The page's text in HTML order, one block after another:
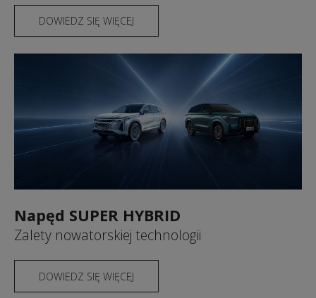
DOWIEDZ SIĘ WIĘCEJ
Napęd SUPER HYBRID
Zalety nowatorskiej technologii
DOWIEDZ SIĘ WIĘCEJ